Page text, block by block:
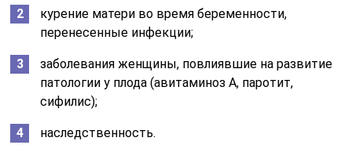
курение матери во время беременности,
перенесенные инфекции;
заболевания женщины, повлиявшие на развитие
патологии у плода (авитаминоз А, паротит,
сифилис);
наследственность.